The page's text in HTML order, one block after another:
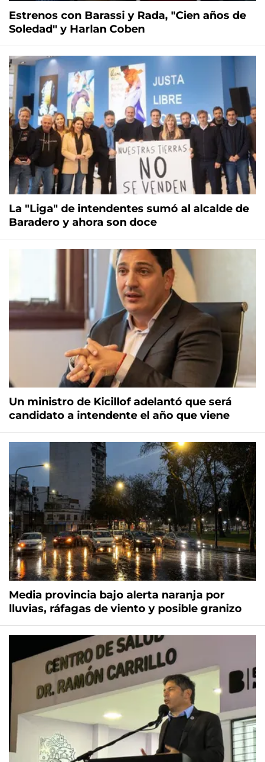
Estrenos con Barassi y Rada, "Cien años de
Soledad" y Harlan Coben
La "Liga" de intendentes sumó al alcalde de
Baradero y ahora son doce
Un ministro de Kicillof adelantó que será
candidato a intendente el año que viene
Media provincia bajo alerta naranja por
lluvias, ráfagas de viento y posible granizo